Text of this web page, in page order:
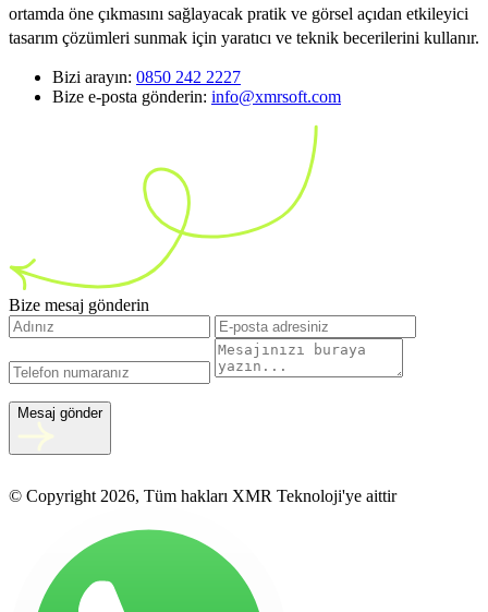
ortamda öne çıkmasını sağlayacak pratik ve görsel açıdan etkileyici
tasarım çözümleri sunmak için yaratıcı ve teknik becerilerini kullanır.
Bizi arayın: 0850 242 2227
Bize e-posta gönderin: info@xmrsoft.com
Bize mesaj gönderin
Mesaj gönder
© Copyright 2026, Tüm hakları XMR Teknoloji'ye aittir